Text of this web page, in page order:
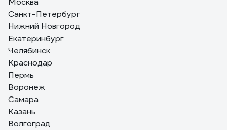
Отзыв об алюминиевом профиле FERON черный 10371
Денис
20.02.2024
Самый бюджетный вариант из профилей черного цвета,тем
более 2 метра.
Санкт-Петербург
Нижний Новгород
Екатеринбург
Челябинск
Краснодар
Пермь
Воронеж
Самара
Казань
Волгоград